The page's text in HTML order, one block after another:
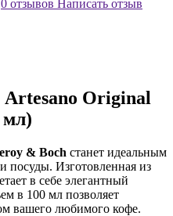
0 отзывов Написать отзыв
Artesano Original
мл)
& Boch станет идеальным
посуды. Изготовленная из
в себе элегантный
в 100 мл позволяет
вашего любимого кофе.